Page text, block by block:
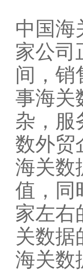
中国海
家公司
间，销
事海关
杂，服
数外贸
海关数
值，同
家左右
关数据
海关数